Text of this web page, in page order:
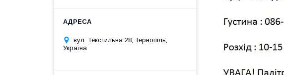
вул. Текстильна 28, Тернопіль,
Україна